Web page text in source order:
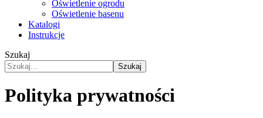
Oświetlenie ogrodu
Oświetlenie basenu
Katalogi
Instrukcje
Szukaj
Szukaj
Polityka prywatności